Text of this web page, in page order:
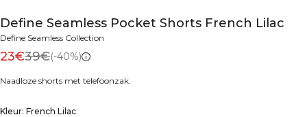
Define Seamless Pocket Shorts French Lilac
Define Seamless Collection
23€39€(-40%)
Naadloze shorts met telefoonzak.
Kleur: French Lilac